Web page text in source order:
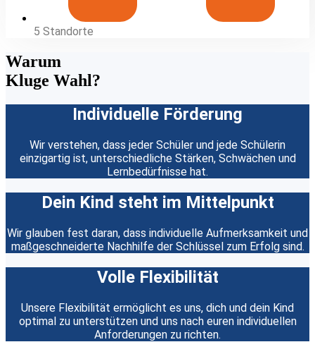
5 Standorte
Warum
Kluge Wahl?
Individuelle Förderung
Wir verstehen, dass jeder Schüler und jede Schülerin
einzigartig ist, unterschiedliche Stärken, Schwächen und
Lernbedürfnisse hat.
Dein Kind steht im Mittelpunkt
Wir glauben fest daran, dass individuelle Aufmerksamkeit und
maßgeschneiderte Nachhilfe der Schlüssel zum Erfolg sind.
Volle Flexibilität
Unsere Flexibilität ermöglicht es uns, dich und dein Kind
optimal zu unterstützen und uns nach euren individuellen
Anforderungen zu richten.